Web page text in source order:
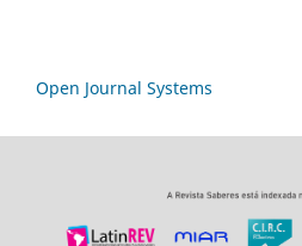
Open Journal Systems